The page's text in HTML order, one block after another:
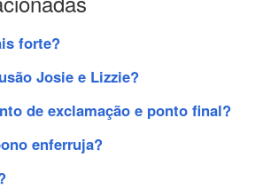
forte?
Josie e Lizzie?
de exclamação e ponto final?
enferruja?